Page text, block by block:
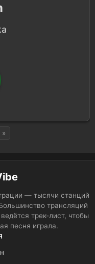
»
— тысячи станций
трансляций
трек-лист, чтобы
песня играла.